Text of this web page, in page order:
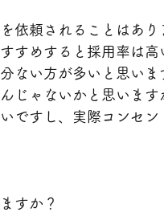
依頼されることはあり
すめすると採用率は高
ない方が多いと思いま
じゃないかと思います
ですし、実際コンセン
すか？